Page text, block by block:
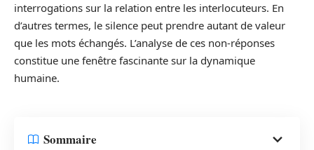
interrogations sur la relation entre les interlocuteurs. En
d’autres termes, le silence peut prendre autant de valeur
que les mots échangés. L’analyse de ces non-réponses
constitue une fenêtre fascinante sur la dynamique
humaine.
Sommaire